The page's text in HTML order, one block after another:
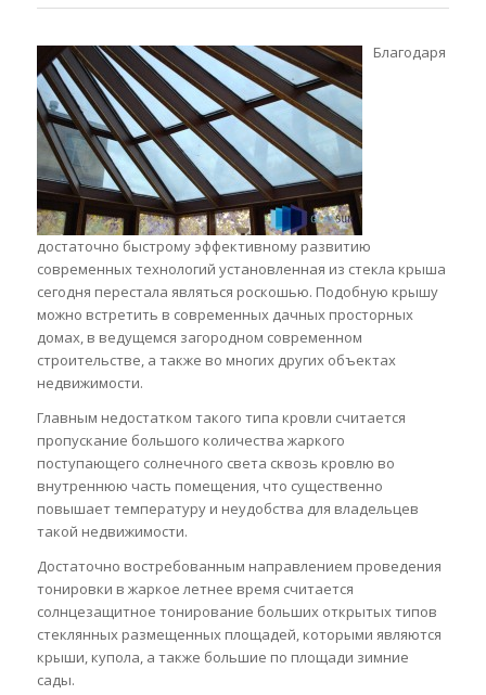
Благодаря
достаточно быстрому эффективному развитию
современных технологий установленная из стекла крыша
сегодня перестала являться роскошью. Подобную крышу
можно встретить в современных дачных просторных
домах, в ведущемся загородном современном
строительстве, а также во многих других объектах
недвижимости.
Главным недостатком такого типа кровли считается
пропускание большого количества жаркого
поступающего солнечного света сквозь кровлю во
внутреннюю часть помещения, что существенно
повышает температуру и неудобства для владельцев
такой недвижимости.
Достаточно востребованным направлением проведения
тонировки в жаркое летнее время считается
солнцезащитное тонирование больших открытых типов
стеклянных размещенных площадей, которыми являются
крыши, купола, а также большие по площади зимние
сады.